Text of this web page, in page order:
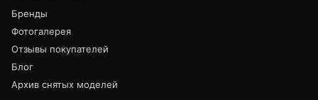
Бренды
Фотогалерея
Отзывы покупателей
Блог
Архив снятых моделей